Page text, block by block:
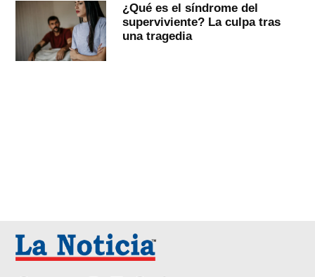
¿Qué es el síndrome del
superviviente? La culpa tras
una tragedia